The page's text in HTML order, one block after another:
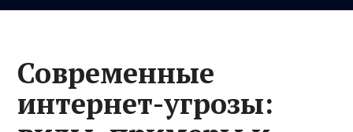
Современные
интернет-угрозы: